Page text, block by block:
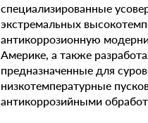
специализированные
экстремальных
антикоррозионную
Америке, а также
предназначенные для
низкотемпературные
антикоррозийными